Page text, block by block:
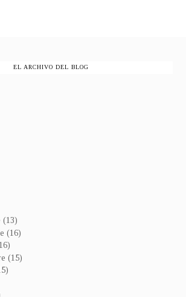
EL ARCHIVO DEL BLOG
(13)
(16)
(15)